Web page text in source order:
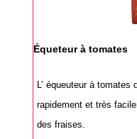
Équeteur à tomates
L’ équeuteur à
rapidement et très
des fraises.